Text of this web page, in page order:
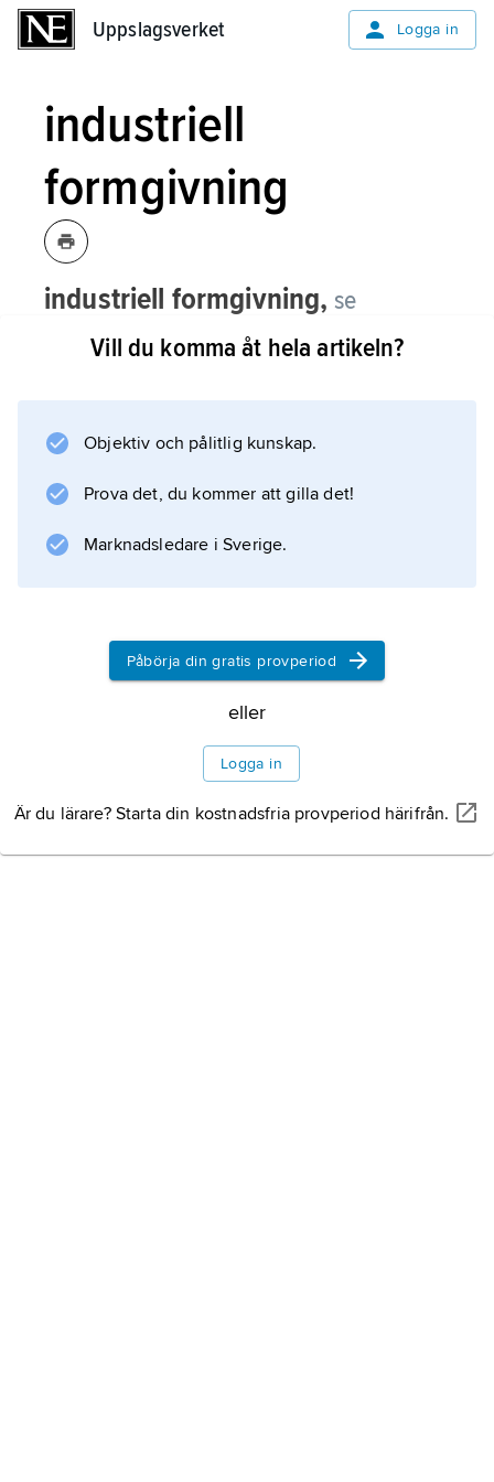
Uppslagsverket Logga in
industriell
formgivning
industriell formgivning, se
industridesign
Vill du komma åt hela artikeln?
Objektiv och pålitlig kunskap.
Prova det, du kommer att gilla det!
Marknadsledare i Sverige.
Påbörja din gratis provperiod
eller
Logga in
Är du lärare? Starta din kostnadsfria provperiod härifrån.